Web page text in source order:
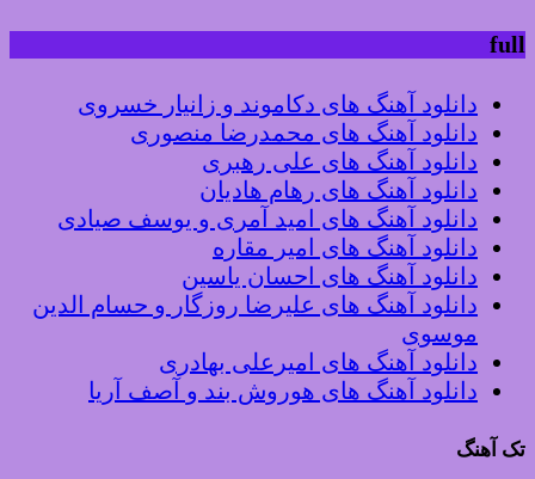
full
دانلود آهنگ های دکاموند و زانیار خسروی
دانلود آهنگ های محمدرضا منصوری
دانلود آهنگ های علی رهبری
دانلود آهنگ های رهام هادیان
دانلود آهنگ های امید آمری و یوسف صیادی
دانلود آهنگ های امیر مقاره
دانلود آهنگ های احسان یاسین
دانلود آهنگ های علیرضا روزگار و حسام الدین
موسوی
دانلود آهنگ های امیرعلی بهادری
دانلود آهنگ های هوروش بند و آصف آریا
تک آهنگ